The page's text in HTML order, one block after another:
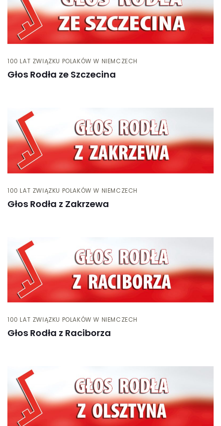
100 LAT ZWIĄZKU POLAKÓW W NIEMCZECH
Głos Rodła ze Szczecina
100 LAT ZWIĄZKU POLAKÓW W NIEMCZECH
Głos Rodła z Zakrzewa
100 LAT ZWIĄZKU POLAKÓW W NIEMCZECH
Głos Rodła z Raciborza